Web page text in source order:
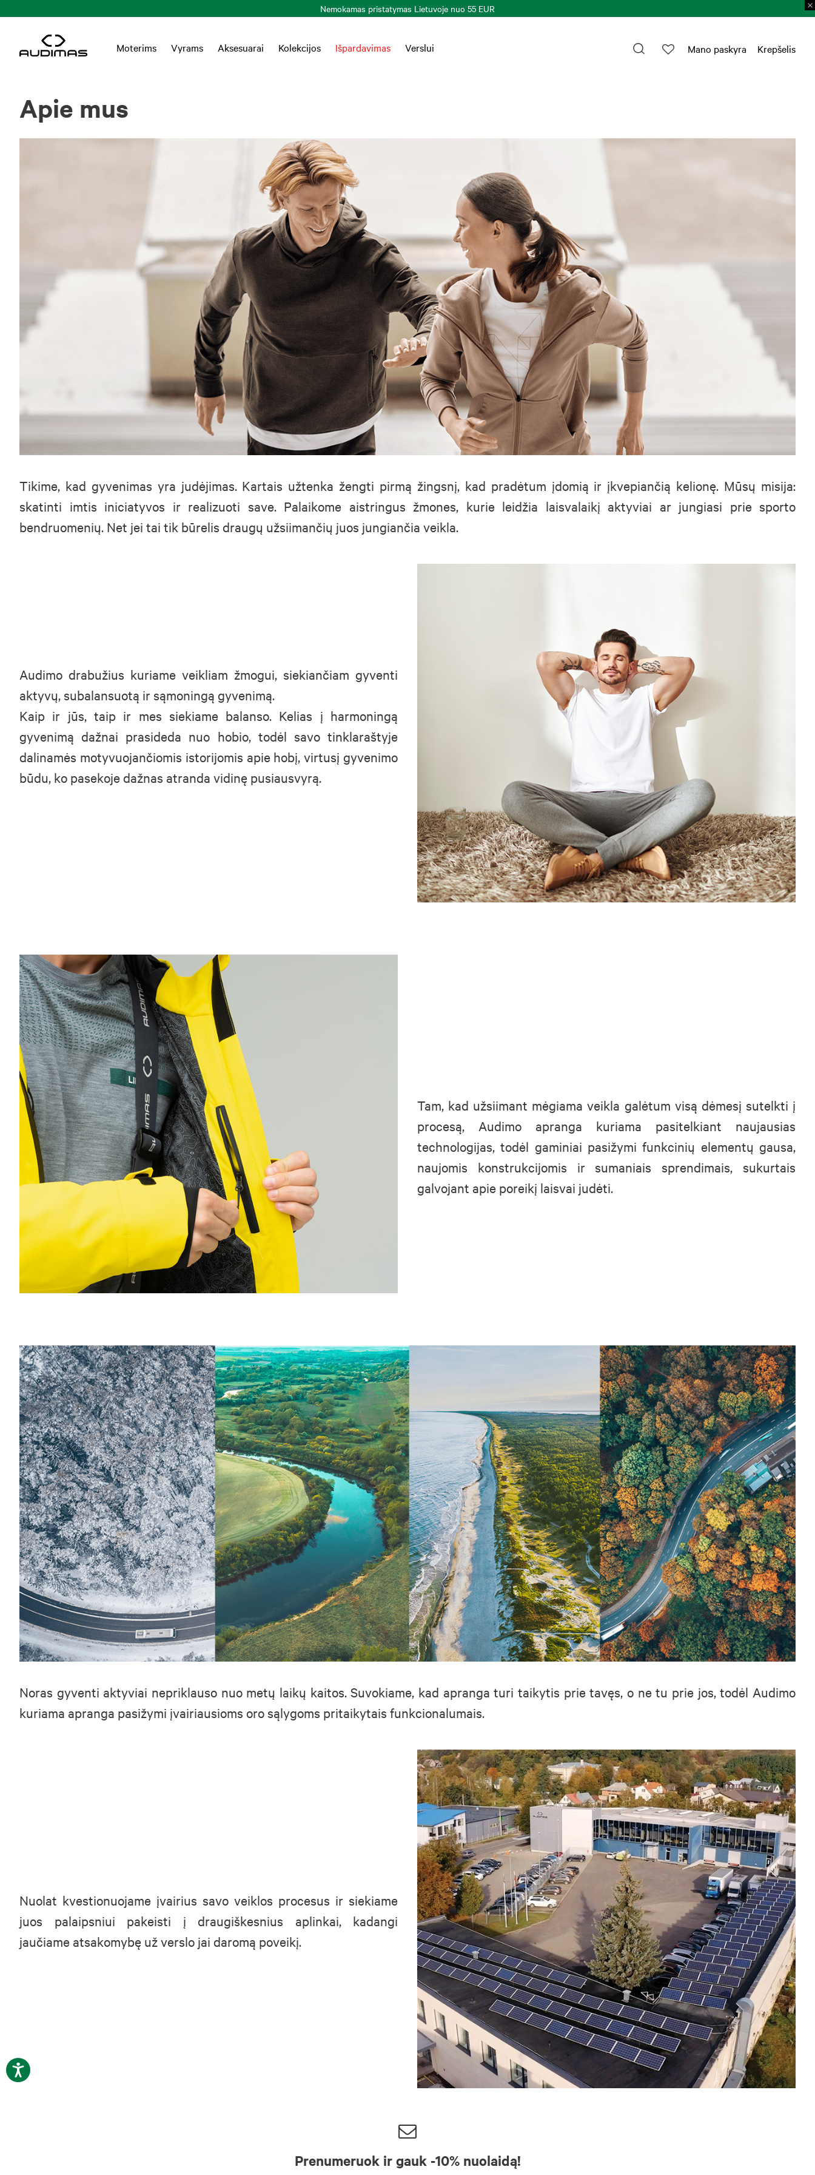
Prekių grąžinimas per 30 k. d.Plačiau >
Moterims Vyrams Aksesuarai Kolekcijos Išpardavimas Verslui Krepšelis
Mano paskyra
Apie mus
Tikime, kad gyvenimas yra judėjimas. Kartais užtenka žengti pirmą žingsnį, kad pradėtum įdomią ir įkvepiančią kelionę. Mūsų misija:
skatinti imtis iniciatyvos ir realizuoti save. Palaikome aistringus žmones, kurie leidžia laisvalaikį aktyviai ar jungiasi prie sporto
bendruomenių. Net jei tai tik būrelis draugų užsiimančių juos jungiančia veikla.
Audimo drabužius kuriame veikliam žmogui, siekiančiam gyventi
aktyvų, subalansuotą ir sąmoningą gyvenimą.
Kaip ir jūs, taip ir mes siekiame balanso. Kelias į harmoningą
gyvenimą dažnai prasideda nuo hobio, todėl savo tinklaraštyje
dalinamės motyvuojančiomis istorijomis apie hobį, virtusį gyvenimo
būdu, ko pasekoje dažnas atranda vidinę pusiausvyrą.
Tam, kad užsiimant mėgiama veikla galėtum visą dėmesį sutelkti į
procesą, Audimo apranga kuriama pasitelkiant naujausias
technologijas, todėl gaminiai pasižymi funkcinių elementų gausa,
naujomis konstrukcijomis ir sumaniais sprendimais, sukurtais
galvojant apie poreikį laisvai judėti.
Noras gyventi aktyviai nepriklauso nuo metų laikų kaitos. Suvokiame, kad apranga turi taikytis prie tavęs, o ne tu prie jos, todėl Audimo
kuriama apranga pasižymi įvairiausioms oro sąlygoms pritaikytais funkcionalumais.
Nuolat kvestionuojame įvairius savo veiklos procesus ir siekiame
juos palaipsniui pakeisti į draugiškesnius aplinkai, kadangi
jaučiame atsakomybę už verslo jai daromą poveikį.
Prenumeruok ir gauk -10% nuolaidą!